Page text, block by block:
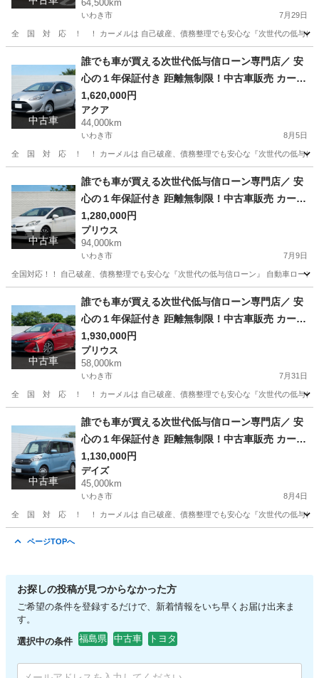
64,500km
いわき市 7月29日
全 国 対 応 ！ ！ カーメルは 自己破産、債務整理でも安心な『次世代
ロードスター
中古車
誰でも車が買える次世代低与信ローン専門店／ 安
心の１年保証付き 距離無制限！中古車販売 カーメ
ル福島本店 令和3年 トヨタ アクア Ｌ 440
00㌔
1,620,000円
アクア
44,000km
いわき市 8月5日
全 国 対 応 ！ ！ カーメルは 自己破産、債務整理でも安心な『次世代
アクア ローン
中古車
誰でも車が買える次世代低与信ローン専門店／ 安
心の１年保証付き 距離無制限！中古車販売 カーメ
ル福島本店 平成27年 トヨタ プリウス Ｓ
94000㌔
1,280,000円
プリウス
94,000km
いわき市 7月9日
全国対応！！ 自己破産、債務整理でも安心な『次世代の低与信ローン』 自動車ロー
プリウス 車両
中古車
誰でも車が買える次世代低与信ローン専門店／ 安
心の１年保証付き 距離無制限！中古車販売 カーメ
ル福島本店 平成２９年 トヨタ プリウスＰＨ
Ｖ Ａ 58000㌔
1,930,000円
プリウス
58,000km
いわき市 7月31日
全 国 対 応 ！ ！ カーメルは 自己破産、債務整理でも安心な『次世代
プリウス
中古車
誰でも車が買える次世代低与信ローン専門店／ 安
心の１年保証付き 距離無制限！中古車販売 カーメ
ル福島本店 令和２ 日産 デイズルークス ６
６０ｘ ４５０００㌔
1,130,000円
デイズ
45,000km
いわき市 8月4日
全 国 対 応 ！ ！ カーメルは 自己破産、債務整理でも安心な『次世代
ページTOPへ
お探しの投稿が見つからなかった方
ご希望の条件を登録するだけで、新着情報をいち早くお届け出来ま
す。
選択中の条件 福島県 中古車 トヨタ